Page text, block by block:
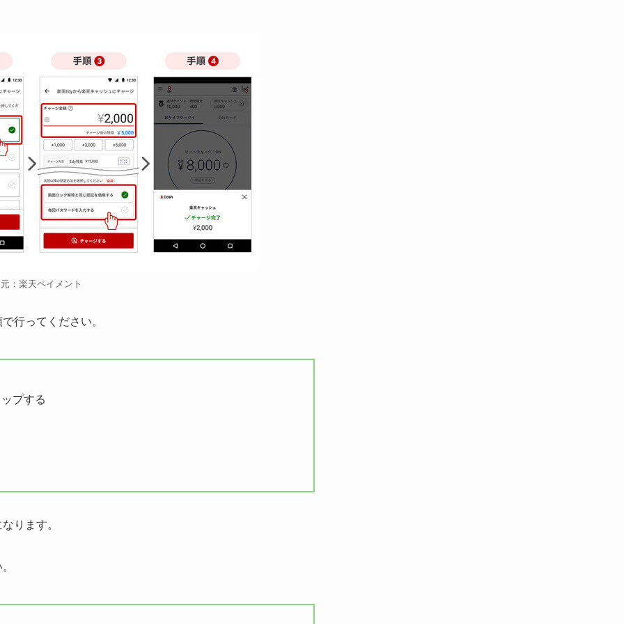
：楽天ペイメント
行ってください。
プする
ります。